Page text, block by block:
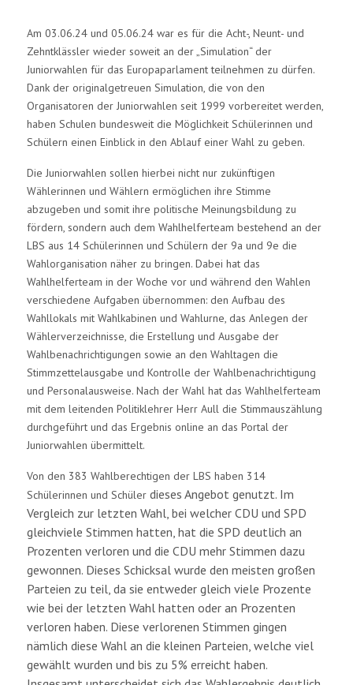
Am 03.06.24 und 05.06.24 war es für die Acht-, Neunt- und
Zehntklässler wieder soweit an der „Simulation“ der
Juniorwahlen für das Europaparlament teilnehmen zu dürfen.
Dank der originalgetreuen Simulation, die von den
Organisatoren der Juniorwahlen seit 1999 vorbereitet werden,
haben Schulen bundesweit die Möglichkeit Schülerinnen und
Schülern einen Einblick in den Ablauf einer Wahl zu geben.
Die Juniorwahlen sollen hierbei nicht nur zukünftigen
Wählerinnen und Wählern ermöglichen ihre Stimme
abzugeben und somit ihre politische Meinungsbildung zu
fördern, sondern auch dem Wahlhelferteam bestehend an der
LBS aus 14 Schülerinnen und Schülern der 9a und 9e die
Wahlorganisation näher zu bringen. Dabei hat das
Wahlhelferteam in der Woche vor und während den Wahlen
verschiedene Aufgaben übernommen: den Aufbau des
Wahllokals mit Wahlkabinen und Wahlurne, das Anlegen der
Wählerverzeichnisse, die Erstellung und Ausgabe der
Wahlbenachrichtigungen sowie an den Wahltagen die
Stimmzettelausgabe und Kontrolle der Wahlbenachrichtigung
und Personalausweise. Nach der Wahl hat das Wahlhelferteam
mit dem leitenden Politiklehrer Herr Aull die Stimmauszählung
durchgeführt und das Ergebnis online an das Portal der
Juniorwahlen übermittelt.
Von den 383 Wahlberechtigen der LBS haben 314
Schülerinnen und Schülerdieses Angebot genutzt. Im
Vergleich zur letzten Wahl, bei welcher CDU und SPD
gleichviele Stimmen hatten, hat die SPD deutlich an
Prozenten verloren und die CDU mehr Stimmen dazu
gewonnen. Dieses Schicksal wurde den meisten großen
Parteien zu teil, da sie entweder gleich viele Prozente
wie bei der letzten Wahl hatten oder an Prozenten
verloren haben. Diese verlorenen Stimmen gingen
nämlich diese Wahl an die kleinen Parteien, welche viel
gewählt wurden und bis zu 5% erreicht haben.